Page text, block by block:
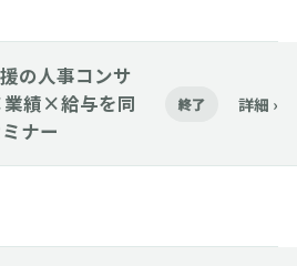
の人事コンサ
績×給与を同
ナー
終了 詳細 ›